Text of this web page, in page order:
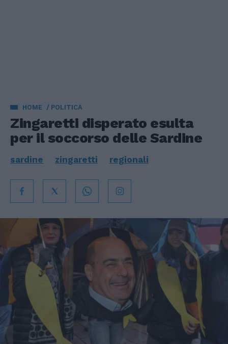
HOME POLITICA
Zingaretti disperato esulta
per il soccorso delle Sardine
sardine zingaretti regionali